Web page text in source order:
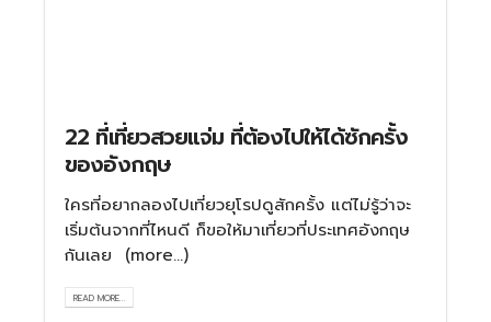
22 ที่เที่ยวสวยแจ่ม ที่ต้องไปให้ได้ซักครั้ง
ของอังกฤษ
ใครที่อยากลองไปเที่ยวยุโรปดูสักครั้ง แต่ไม่รู้ว่าจะ
เริ่มต้นจากที่ไหนดี ก็ขอให้มาเที่ยวที่ประเทศอังกฤษ
กันเลย (more…)
READ MORE...